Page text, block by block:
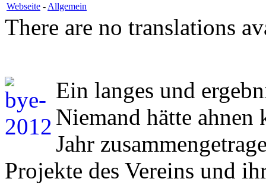
Webseite - Allgemein
There are no translations
Ein langes und
Niemand hätte ahnen
Jahr
Projekte des Vereins und